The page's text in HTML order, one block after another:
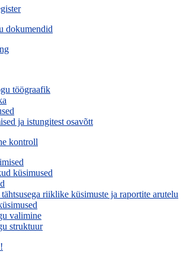
dokumendid
töögraafik
ja istungitest osavõtt
kontroll
küsimused
riiklike küsimuste ja raportite arutelu
valimine
struktuur